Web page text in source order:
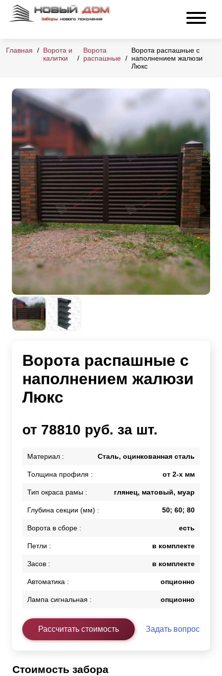
Главная
Ворота и
калитки
Ворота
распашные
Ворота распашные с
наполнением жалюзи
Люкс
Ворота распашные с
наполнением жалюзи
Люкс
от 78810 руб. за шт.
Материал : Сталь, оцинкованная сталь
Толщина профиля : от 2-х мм
Тип окраса рамы : глянец, матовый, муар
Глубина секции (мм) : 50; 60; 80
Ворота в сборе : есть
Петли : в комплекте
Засов : в комплекте
Автоматика : опционно
Лампа сигнальная : опционно
Рассчитать стоимость Задать вопрос
Стоимость забора